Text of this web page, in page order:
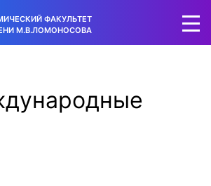
ФАКУЛЬТЕТ
М.В.ЛОМОНОСОВА